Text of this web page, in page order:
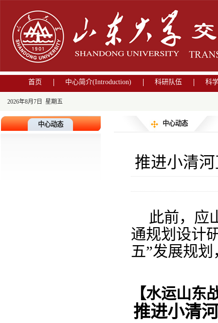
首页 中心简介(Introduction) 科研队伍 科
2026年8月7日 星期五
中心动态 中心动态
推进小清
此前， 应
通规划设计
五”发展规划
【水运山东
推进小清